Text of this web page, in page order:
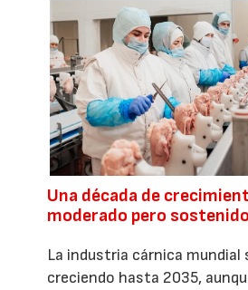
Una década de
moderado pero sostenido
La industria cárnica mundial
creciendo hasta 2035,